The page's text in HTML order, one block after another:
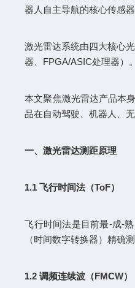
器人自主导航的核心传感器
激光雷达系统由四大核心
器、FPGA/ASIC处理器）
本文聚焦激光雷达产品本
品在自动驾驶、机器人、
一、激光雷达测距原理
1.1 飞行时间法（ToF）
飞行时间法是目前最-成-
（时间数字转换器）精确
1.2 调频连续波（FMCW）